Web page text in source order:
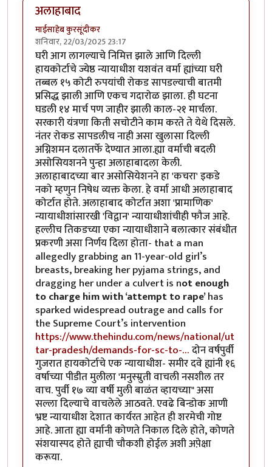
अलाहाबाद
माईसाहेब कुरसूंदीकर
शनिवार, 22/03/2025 23:17
घरी आग लागल्याचे निमित्त झाले आणि दिल्ली
हायकोर्टाचे ज्येष्ठ न्यायाधीश यशवंत वर्मा ह्यांच्या घरी
तब्बल १५ कोटी रुपयांची रोकड सापडल्याची बातमी
प्रसिद्ध झाली आणि एकच गदारोळ झाला. ही घटना
घडली १४ मार्च पण जाहीर झाली काल-२१ मार्चला.
सरकारी यंत्रणा किती सचोटीने काम करते ते येथे दिसले.
नंतर रोकड सापडलीच नाही असा खुलासा दिल्ली
अग्निशमन दलातर्फे देण्यात आला.ह्या वर्माची बदली
असोसियशनने पुन्हा अलाहाबादला केली.
अलाहाबादच्या बार असोसियेशनने हा 'कचरा' इकडे
नको म्हणुन निषेध व्यक्त केला. हे वर्मा आधी अलाहाबाद
कोर्टात होते. अलाहाबाद कोर्टात अशा 'प्रामाणिक'
न्यायाधीशांसारखी 'विद्वान' न्यायाधीशांचीही फौज आहे.
हल्लीच तिकडच्या एका न्यायाधीशाने बलात्कार संबंधीत
प्रकरणी असा निर्णय दिला होता- that a man
allegedly grabbing an 11-year-old girl’s
breasts, breaking her pyjama strings, and
dragging her under a culvert is not enough
to charge him with ‘attempt to rape’has
sparked widespread outrage and calls for
the Supreme Court’s intervention
https://www.thehindu.com/news/national/ut
tar-pradesh/demands-for-sc-to-…दोन वर्षपुर्वी
गुजरात हायकोर्टाचे एक न्यायाधीश- समीर दवे ह्यांनी १६
वर्षाच्या पीडीत मुलीला 'मनुस्म्रुती वाचली नसशील तर
वाच. पुर्वी १७ व्या वर्षी मुली बाळंत व्हायच्या" असा
सल्ला दिल्याचे वाचलेले आठवते. एवढे बिन्डोक आणी
भ्रष्ट न्यायाधीश देशात कार्यरत आहेत ही शरमेची गोष्ट
आहे. आता ह्या वर्मानी कोणते निकाल दिले होते, कोणते
संशयास्पद होते ह्याची चौकशी होईल अशी अपे़क्षा
करूया.